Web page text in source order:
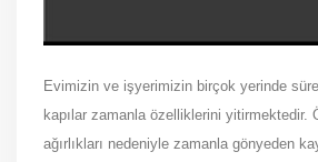
Evimizin ve işyerimizin birçok yerinde
kapılar zamanla özelliklerini yitirmektedir.
ağırlıkları nedeniyle zamanla gönyeden